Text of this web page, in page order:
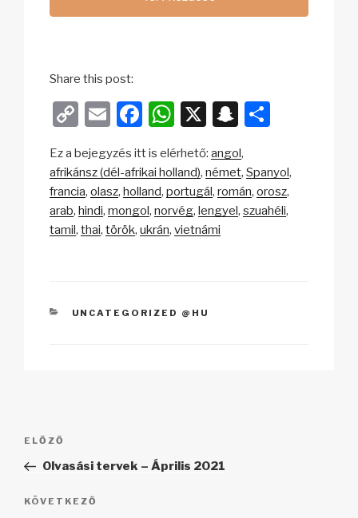
Share this post:
C
p
y
Li
n
E
ail
F
c
e
b
o
W
at
s
A
p
X
S
a
p
c
sz
a
m
Ez a bejegyzés itt is elérhető: angol
afrikánsz (dél-afrikai holland) német Spanyol
francia olasz holland portugál román orosz
arab hindi mongol norvég lengyel szuahéli
tamil thai török ukrán vietnámi
KATEGÓRIÁK
UNCATEGORIZED @HU
Bejegyzés
Korábbi
bejegyzés
ELŐZŐ
Olvasási tervek – Április 2021
Következő
KÖVETKEZŐ